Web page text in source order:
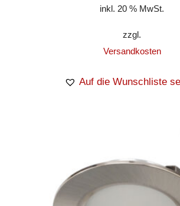
inkl. 20 % MwSt.
zzgl.
Versandkosten
Auf die Wunschliste